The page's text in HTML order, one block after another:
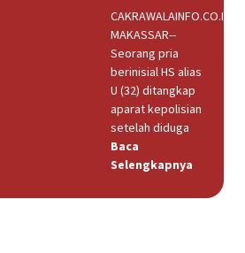
CAKRAWALAINFO.CO.ID,
MAKASSAR--
Seorang pria
berinisial HS alias
U (32) ditangkap
aparat kepolisian
setelah diduga
Baca
Selengkapnya